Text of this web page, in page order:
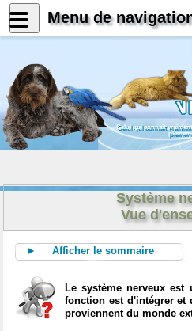
Celui qui connait
Système
Vue
► Afficher le sommaire
Le système nerveux
fonction est d'intégrer et
proviennent du monde
Menu de